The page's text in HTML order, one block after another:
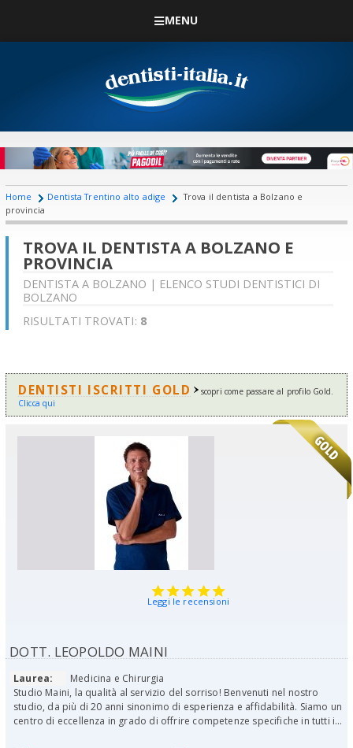
MENU
Home Dentista Trentino alto adige
Trova il dentista a Bolzano e
provincia
TROVA IL DENTISTA A BOLZANO E
PROVINCIA
DENTISTA A BOLZANO | ELENCO STUDI DENTISTICI DI
BOLZANO
RISULTATI TROVATI: 8
DENTISTI ISCRITTI GOLD
scopri come passare al profilo Gold.
Clicca qui
Leggi le recensioni
DOTT. LEOPOLDO MAINI
Laurea:
Medicina e Chirurgia
Studio Maini, la qualità al servizio del sorriso! Benvenuti nel nostro
studio, da più di 20 anni sinonimo di esperienza e affidabilità. Siamo un
centro di eccellenza in grado di offrire competenze specifiche in tutti i...